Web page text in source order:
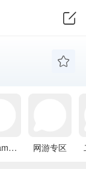
Galgame专区 网游专区